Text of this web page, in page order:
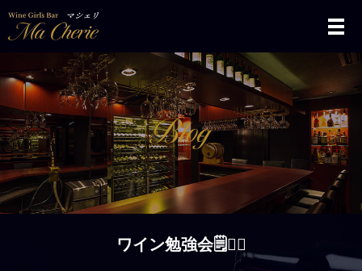
メ
ワイン勉強会🗒✍🏻